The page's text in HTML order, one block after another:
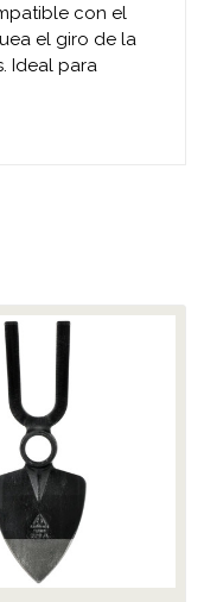
con el
el giro de la
Ideal para